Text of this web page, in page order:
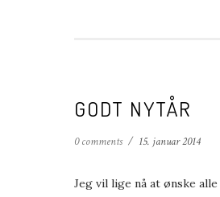
GODT NYTÅR
0 comments / 15. januar 2014
Jeg vil lige nå at ønske